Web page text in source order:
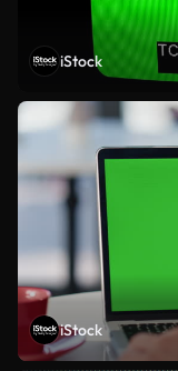
iStock
iStock